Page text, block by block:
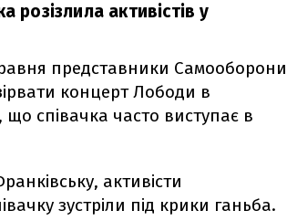
розізлила активістів у
представники Самооборони
концерт Лободи в
що співачка часто виступає в
активісти
зустріли під крики ганьба.